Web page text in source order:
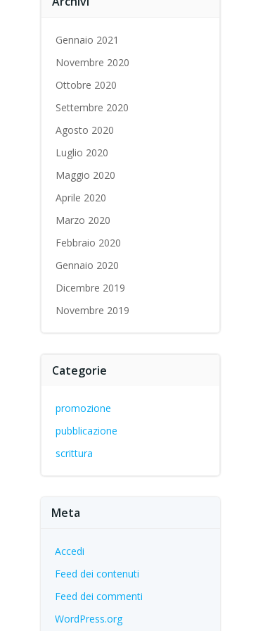
Gennaio 2021
Novembre 2020
Ottobre 2020
Settembre 2020
Agosto 2020
Luglio 2020
Maggio 2020
Aprile 2020
Marzo 2020
Febbraio 2020
Gennaio 2020
Dicembre 2019
Novembre 2019
Categorie
promozione
pubblicazione
scrittura
Meta
Accedi
Feed dei contenuti
Feed dei commenti
WordPress.org